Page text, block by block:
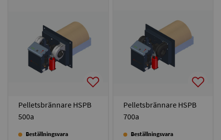
Pelletsbrännare HSPB
500a
Beställningsvara
Pelletsbrännare HSPB
700a
Beställningsvara